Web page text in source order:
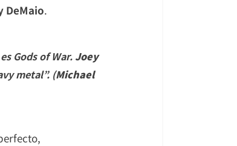
DeMaio.
Gods of War. Joey
metal”. (Michael